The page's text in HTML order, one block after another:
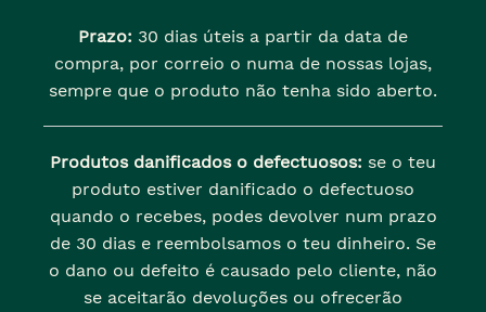
Prazo: 30 dias úteis a partir da data de
compra, por correio o numa de nossas lojas,
sempre que o produto não tenha sido aberto.
Produtos danificados o defectuosos: se o teu
produto estiver danificado o defectuoso
quando o recebes, podes devolver num prazo
de 30 dias e reembolsamos o teu dinheiro. Se
o dano ou defeito é causado pelo cliente, não
se aceitarão devoluções ou ofrecerão